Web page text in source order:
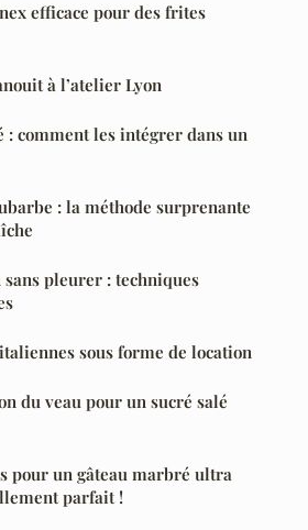
efficace pour des frites
à l’atelier Lyon
: comment les intégrer dans un
: la méthode surprenante
pleurer : techniques
sous forme de location
du veau pour un sucré salé
pour un gâteau marbré ultra
parfait !